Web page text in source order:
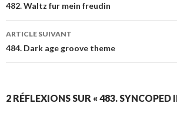
482. Waltz fur mein freudin
ARTICLE SUIVANT
484. Dark age groove theme
2 RÉFLEXIONS SUR « 483. SYNCOPED